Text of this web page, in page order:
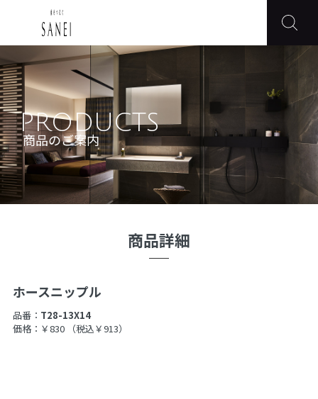
PRODUCTS
商品のご案内
商品詳細
ホースニップル
品番： T28-13X14
価格：￥830
（税込￥913）